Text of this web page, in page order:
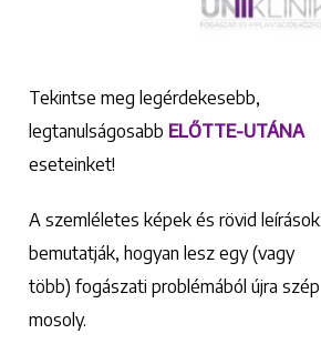
Tekintse meg legérdekesebb,
legtanulságosabb ELŐTTE-UTÁNA
eseteinket!
A szemléletes képek és rövid leírások
bemutatják, hogyan lesz egy (vagy
több) fogászati problémából újra szép
mosoly.